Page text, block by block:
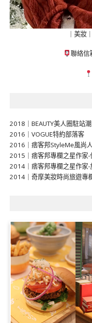
｜美妝
聯絡信
2018｜BEAUTY美人圈駐站
2016｜VOGUE特約部落客
2016｜痞客邦StyleMe風尚
2015｜痞客邦專欄之星作家-
2014｜痞客邦專欄之星作家-
2014｜奇摩美妝時尚旅遊專